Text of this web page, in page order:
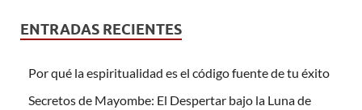
ENTRADAS RECIENTES
Por qué la espiritualidad es el código fuente de tu éxito
Secretos de Mayombe: El Despertar bajo la Luna de